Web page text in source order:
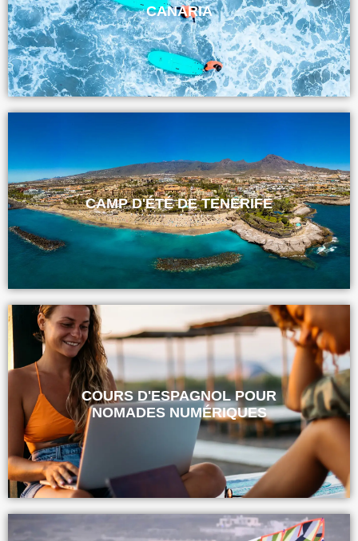
CANARIA
CAMP D'ÉTÉ DE TENERIFE
COURS D'ESPAGNOL POUR
NOMADES NUMÉRIQUES